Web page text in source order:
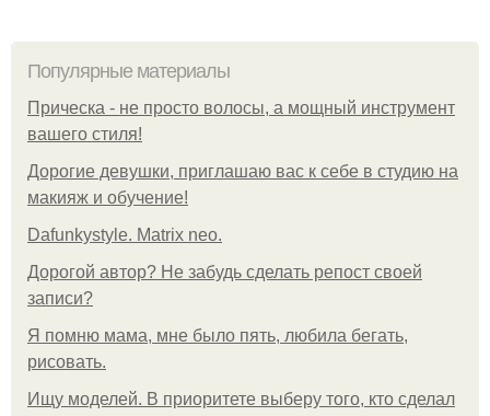
Популярные материалы
Прическа - не просто волосы, а мощный инструмент
вашего стиля!
Дорогие девушки, приглашаю вас к себе в студию на
макияж и обучение!
Dafunkystyle. Matrix neo.
Дорогой автор? Не забудь сделать репост своей
записи?
Я помню мама, мне было пять, любила бегать,
рисовать.
Ищу моделей. В приоритете выберу того, кто сделал